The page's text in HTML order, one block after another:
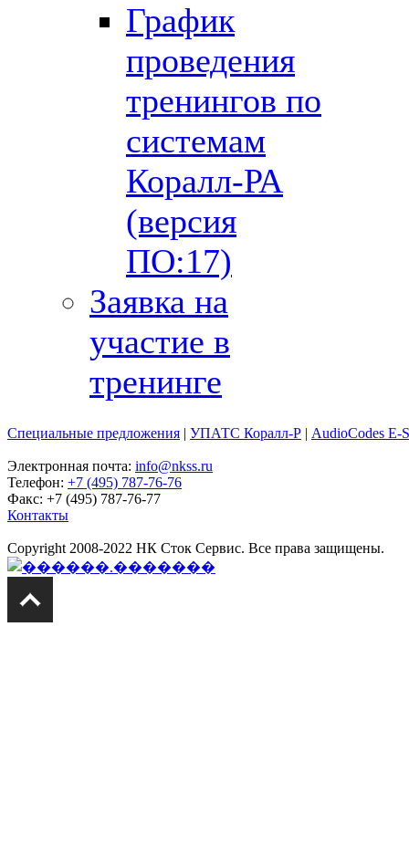
График
проведения
тренингов по
системам
Коралл-РА
(версия
ПО:17)
Заявка на
участие в
тренинге
Специальные предложения | УПАТС Коралл-Р | AudioCodes E-
Электронная почта: info@nkss.ru
Телефон: +7 (495) 787-76-76
Факс: +7 (495) 787-76-77
Контакты
Copyright 2008-2022 НК Сток Сервис. Все права защищены.